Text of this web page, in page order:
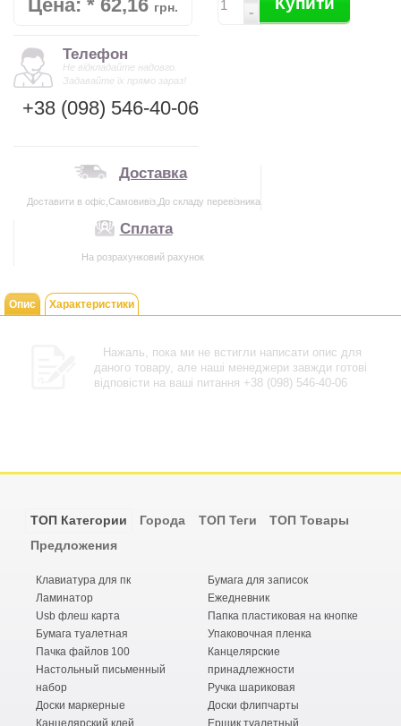
Цена: * 62,16 грн. -
Телефон
Не відкладайте надовго.
Задавайте їх прямо зараз!
+38 (098) 546-40-06
Доставка
Доставити в офіс,Самовивіз,До складу перевізника
Сплата
На розрахунковий рахунок
Опис Характеристики
Нажаль, пока ми не встигли написати опис для
даного товару, але наші менеджери завжди готові
відповісти на ваші питання +38 (098) 546-40-06
ТОП Категории Города ТОП Теги
ТОП Товары
Предложения
Клавиатура для пк
Ламинатор
Usb флеш карта
Бумага туалетная
Пачка файлов 100
Настольный письменный
набор
Доски маркерные
Бумага для записок
Ежедневник
Папка пластиковая на кнопке
Упаковочная пленка
Канцелярские
принадлежности
Ручка шариковая
Доски флипчарты